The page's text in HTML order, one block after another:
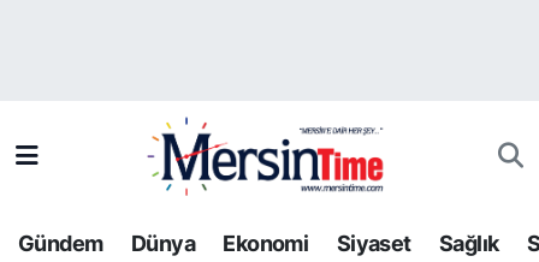
Gündem Dünya Ekonomi Siyaset Sağlık
Bilim-Teknoloji
Trafik Durumu